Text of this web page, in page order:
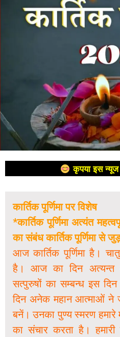
कृपया इस
कार्तिक पूर्णिमा पर विशेष
*कार्तिक पूर्णिमा अत्यंत
का संबंध कार्तिक पूर्णिमा से
आज कार्तिक पूर्णिमा है।
है। आज का दिन अत्यन्त
सत्पुरुषों का सम्बन्ध इस
दिन अनेक महान आत्माओं ने
बनें। उनका पुण्य स्मरण हमारे
का संचार करता है।